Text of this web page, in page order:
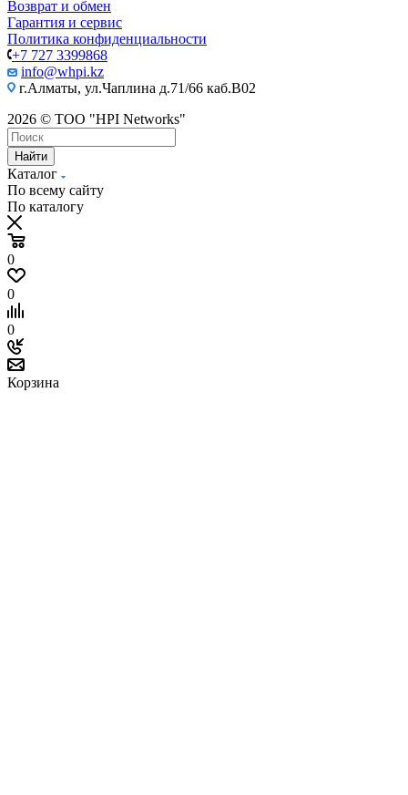
Возврат и обмен
Гарантия и сервис
Политика конфиденциальности
+7 727 3399868
info@whpi.kz
г.Алматы, ул.Чаплина д.71/66 каб.B02
2026 © ТОО "HPI Networks"
Найти
Каталог
По всему сайту
По каталогу
0
0
0
Корзина